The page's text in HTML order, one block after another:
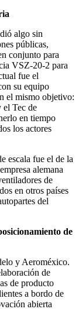
algo sin
públicas,
conjunto para
VSZ-20-2 para
fue el
su equipo
el mismo objetivo:
Tec de
en tiempo
los actores
escala fue el de la
alemana
de
en otros países
del
de
y Aeroméxico.
de
de producto
a bordo de
abierta